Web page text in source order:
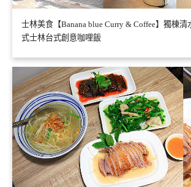
士林美食【Banana blue Curry & Coffee】獨棟
式士林台式創意咖哩飯